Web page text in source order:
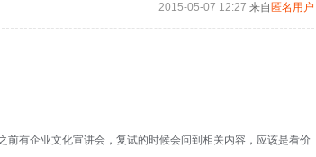
2015-05-07 12:27 来自 匿名用户
有企业文化宣讲会，复试的时候会问到相关内容，应该是看价